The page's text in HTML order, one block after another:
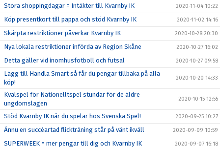
Stora shoppingdagar = Intäkter till Kvarnby IK 2020-11-04 10:22
Köp presentkort till pappa och stöd Kvarnby IK 2020-11-02 14:16
Skärpta restriktioner påverkar Kvarnby IK 2020-10-28 20:30
Nya lokala restriktioner införda av Region Skåne 2020-10-27 16:02
Detta gäller vid inomhusfotboll och futsal 2020-10-27 09:58
Lägg till Handla Smart så får du pengar tillbaka på alla
köp!
2020-10-20 14:33
Kvalspel för Nationelltspel stundar för de äldre
ungdomslagen
2020-10-15 12:55
Stöd Kvarnby IK när du spelar hos Svenska Spel! 2020-09-25 10:27
Ännu en succéartad flickträning står på vänt ikväll 2020-09-09 10:59
SUPERWEEK = mer pengar till dig och Kvarnby IK 2020-09-07 16:18